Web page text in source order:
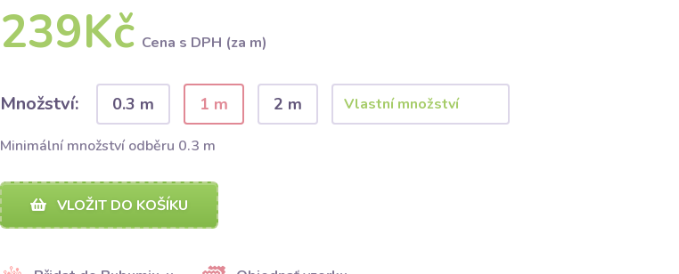
239Kč Cena s DPH (za m)
Množství: 0.3 m 1 m 2 m
Minimální množství odběru 0.3 m
VLOŽIT DO KOŠÍKU